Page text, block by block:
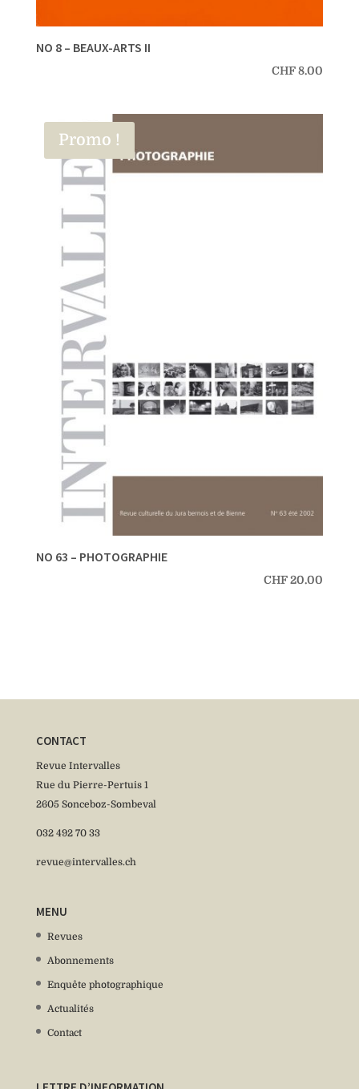
NO 8 – BEAUX-ARTS II
CHF8.00
Promo !
NO 63 – PHOTOGRAPHIE
CHF20.00
CONTACT
Revue Intervalles
Rue du Pierre-Pertuis 1
2605 Sonceboz-Sombeval
032 492 70 33
revue@intervalles.ch
MENU
Revues
Abonnements
Enquête photographique
Actualités
Contact